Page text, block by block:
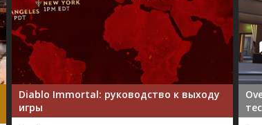
Diablo Immortal: руководство к выходу
игры